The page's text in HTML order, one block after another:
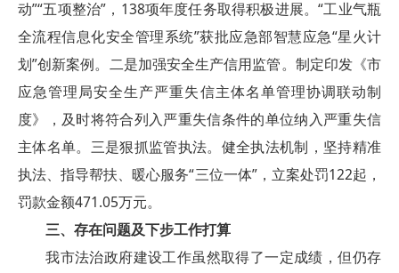
动”“五项整治”，138项年度任务取得积极进展。“工业气瓶
全流程信息化安全管理系统”获批应急部智慧应急“星火计
划”创新案例。二是加强安全生产信用监管。制定印发《市
应急管理局安全生产严重失信主体名单管理协调联动制
度》，及时将符合列入严重失信条件的单位纳入严重失信
主体名单。三是狠抓监管执法。健全执法机制，坚持精准
执法、指导帮扶、暖心服务“三位一体”，立案处罚122起，
罚款金额471.05万元。
三、存在问题及下步工作打算
我市法治政府建设工作虽然取得了一定成绩，但仍存